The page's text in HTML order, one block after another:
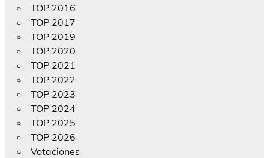
TOP 2016
TOP 2017
TOP 2019
TOP 2020
TOP 2021
TOP 2022
TOP 2023
TOP 2024
TOP 2025
TOP 2026
Votaciones